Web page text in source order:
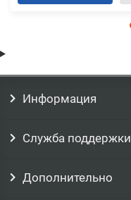
Информация
Служба поддержки
Дополнительно